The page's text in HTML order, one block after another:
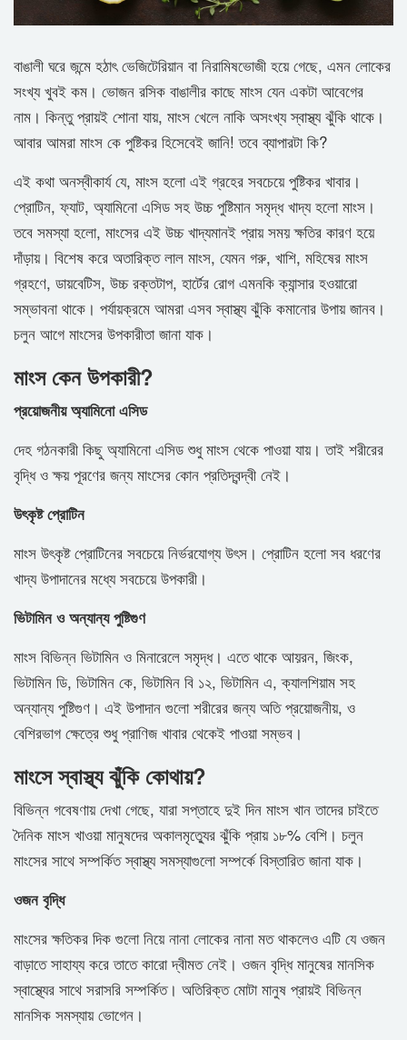
বাঙালী ঘরে জন্মে হঠাৎ ভেজিটেরিয়ান বা নিরামিষভোজী হয়ে গেছে, এমন লোকের
সংখ্য খুবই কম। ভোজন রসিক বাঙালীর কাছে মাংস যেন একটা আবেগের
নাম। কিন্তু প্রায়ই শোনা যায়, মাংস খেলে নাকি অসংখ্য স্বাস্থ্য ঝুঁকি থাকে।
আবার আমরা মাংস কে পুষ্টিকর হিসেবেই জানি! তবে ব্যাপারটা কি?
এই কথা অনস্বীকার্য যে, মাংস হলো এই গ্রহের সবচেয়ে পুষ্টিকর খাবার।
প্রোটিন, ফ্যাট, অ্যামিনো এসিড সহ উচ্চ পুষ্টিমান সমৃদ্ধ খাদ্য হলো মাংস।
তবে সমস্যা হলো, মাংসের এই উচ্চ খাদ্যমানই প্রায় সময় ক্ষতির কারণ হয়ে
দাঁড়ায়। বিশেষ করে অতারিক্ত লাল মাংস, যেমন গরু, খাশি, মহিষের মাংস
গ্রহণে, ডায়বেটিস, উচ্চ রক্তটাপ, হার্টের রোগ এমনকি ক্যান্সার হওয়ারো
সম্ভাবনা থাকে। পর্যায়ক্রমে আমরা এসব স্বাস্থ্য ঝুঁকি কমানোর উপায় জানব।
চলুন আগে মাংসের উপকারীতা জানা যাক।
মাংস কেন উপকারী?
প্রয়োজনীয় অ্যামিনো এসিড
দেহ গঠনকারী কিছু অ্যামিনো এসিড শুধু মাংস থেকে পাওয়া যায়। তাই শরীরের
বৃদ্ধি ও ক্ষয় পূরণের জন্য মাংসের কোন প্রতিদ্বন্দ্বী নেই।
উৎকৃষ্ট প্রোটিন
মাংস উৎকৃষ্ট প্রোটিনের সবচেয়ে নির্ভরযোগ্য উৎস। প্রোটিন হলো সব ধরণের
খাদ্য উপাদানের মধ্যে সবচেয়ে উপকারী।
ভিটামিন ও অন্যান্য পুষ্টিগুণ
মাংস বিভিন্ন ভিটামিন ও মিনারেলে সমৃদ্ধ। এতে থাকে আয়রন, জিংক,
ভিটামিন ডি, ভিটামিন কে, ভিটামিন বি ১২, ভিটামিন এ, ক্যালশিয়াম সহ
অন্যান্য পুষ্টিগুণ। এই উপাদান গুলো শরীরের জন্য অতি প্রয়োজনীয়, ও
বেশিরভাগ ক্ষেত্রে শুধু প্রাণিজ খাবার থেকেই পাওয়া সম্ভব।
মাংসে স্বাস্থ্য ঝুঁকি কোথায়?
বিভিন্ন গবেষণায় দেখা গেছে, যারা সপ্তাহে দুই দিন মাংস খান তাদের চাইতে
দৈনিক মাংস খাওয়া মানুষদের অকালমৃত্যুের ঝুঁকি প্রায় ১৮% বেশি। চলুন
মাংসের সাথে সম্পর্কিত স্বাস্থ্য সমস্যাগুলো সম্পর্কে বিস্তারিত জানা যাক।
ওজন বৃদ্ধি
মাংসের ক্ষতিকর দিক গুলো নিয়ে নানা লোকের নানা মত থাকলেও এটি যে ওজন
বাড়াতে সাহায্য করে তাতে কারো দ্বীমত নেই। ওজন বৃদ্ধি মানুষের মানসিক
স্বাস্থ্যের সাথে সরাসরি সম্পর্কিত। অতিরিক্ত মোটা মানুষ প্রায়ই বিভিন্ন
মানসিক সমস্যায় ভোগেন।